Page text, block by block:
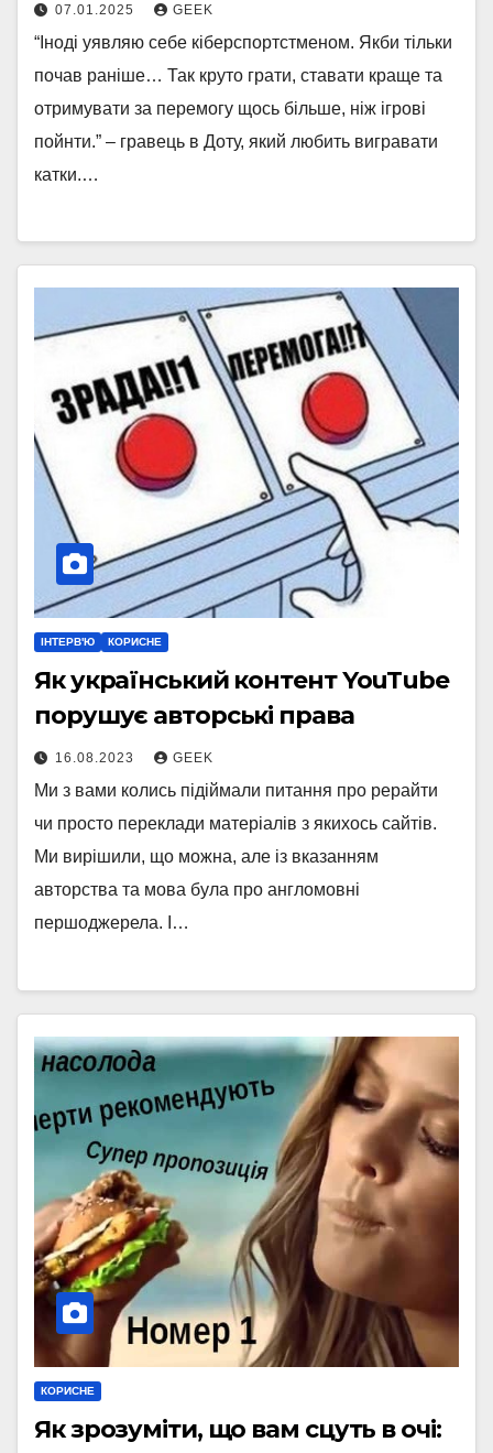
07.01.2025 GEEK
“Іноді уявляю себе кіберспортстменом. Якби тільки
почав раніше… Так круто грати, ставати краще та
отримувати за перемогу щось більше, ніж ігрові
пойнти.” – гравець в Доту, який любить вигравати
катки.…
ІНТЕРВ'Ю КОРИСНЕ
Як український контент YouTube
порушує авторські права
16.08.2023 GEEK
Ми з вами колись підіймали питання про рерайти
чи просто переклади матеріалів з якихось сайтів.
Ми вирішили, що можна, але із вказанням
авторства та мова була про англомовні
першоджерела. І…
КОРИСНЕ
Як зрозуміти, що вам сцуть в очі: